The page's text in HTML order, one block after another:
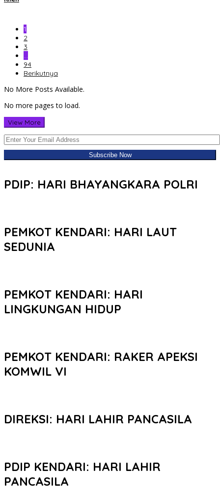
1
2
3
…
94
Berikutnya
No More Posts Available.
No more pages to load.
View More
PDIP: HARI BHAYANGKARA POLRI
PEMKOT KENDARI: HARI LAUT
SEDUNIA
PEMKOT KENDARI: HARI
LINGKUNGAN HIDUP
PEMKOT KENDARI: RAKER APEKSI
KOMWIL VI
DIREKSI: HARI LAHIR PANCASILA
PDIP KENDARI: HARI LAHIR
PANCASILA